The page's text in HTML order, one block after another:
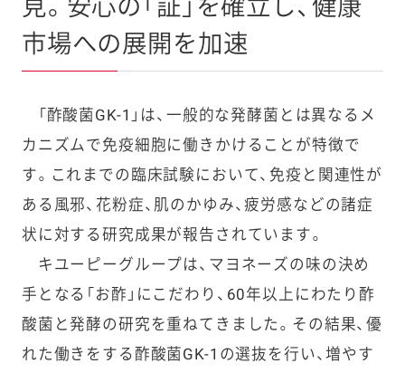
見。安心の「証」を確立し、健康
市場への展開を加速
「酢酸菌GK-1」は、一般的な発酵菌とは異なるメ
カニズムで免疫細胞に働きかけることが特徴で
す。これまでの臨床試験において、免疫と関連性が
ある風邪、花粉症、肌のかゆみ、疲労感などの諸症
状に対する研究成果が報告されています。
キユーピーグループは、マヨネーズの味の決め
手となる「お酢」にこだわり、60年以上にわたり酢
酸菌と発酵の研究を重ねてきました。その結果、優
れた働きをする酢酸菌GK-1の選抜を行い、増やす